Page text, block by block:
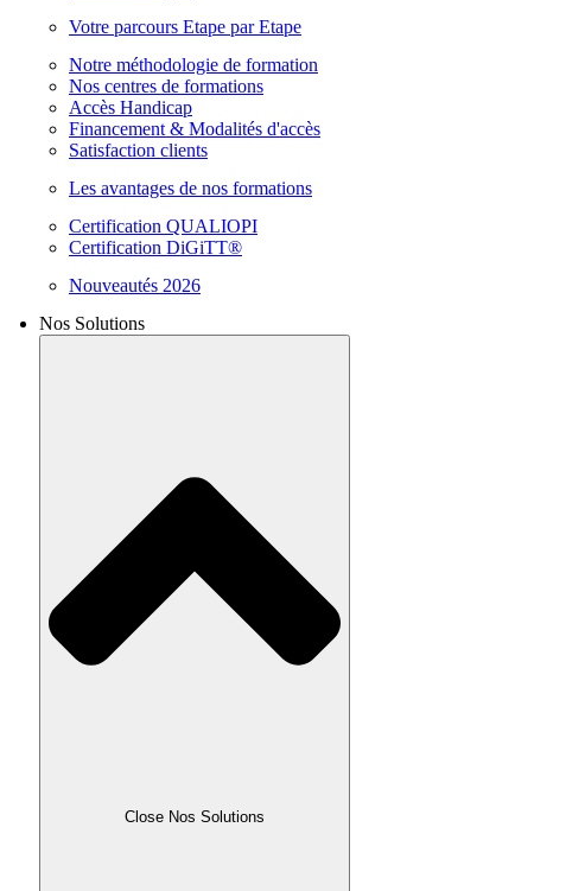
Votre parcours Etape par Etape
Notre méthodologie de formation
Nos centres de formations
Accès Handicap
Financement & Modalités d'accès
Satisfaction clients
Les avantages de nos formations
Certification QUALIOPI
Certification DiGiTT®
Nouveautés 2026
Nos Solutions
Close Nos Solutions